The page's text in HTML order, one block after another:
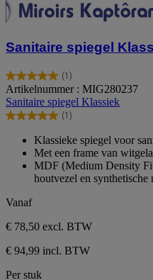
Sanitaire spiegel
(1)
5.0
van
de
5
beoordeling
Artikelnummer : MIG280237
Sanitaire spiegel Klassiek
(1)
5.0
sterren.
beoordeling
Klassieke spiegel voor
Met een frame van
MDF (Medium Density
houtvezel en synthetische
Vanaf
€ 78,50 excl. BTW
€ 94,99 incl. BTW
Per stuk